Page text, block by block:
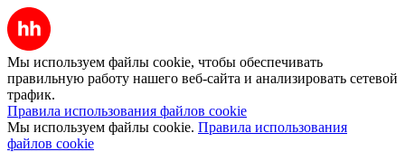
Мы используем файлы cookie, чтобы обеспечивать
правильную работу нашего веб-сайта и анализировать сетевой
трафик.
Правила использования файлов cookie
Мы используем файлы cookie. Правила использования
файлов cookie